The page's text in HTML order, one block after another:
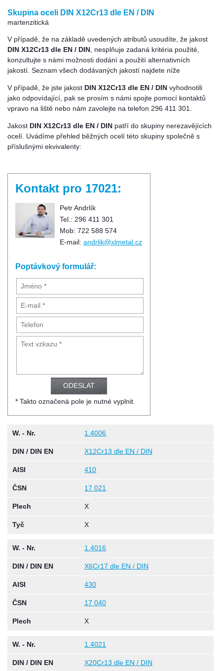
Skupina oceli DIN X12Cr13 dle EN / DIN
martenzitická
V případě, že na základě uvedených atributů usoudíte, že jakost
DIN X12Cr13 dle EN / DIN , nesplňuje zadaná kritéria použité,
konzultujte s námi možnosti dodání a použití alternativních
jakostí. Seznam všech dodávaných jakostí najdete níže
V případě, že jste jakost DIN X12Cr13 dle EN / DIN vyhodnotili
jako odpovídající, pak se prosím s námi spojte pomocí kontaktů
vpravo na liště nebo nám zavolejte na telefon 296 411 301.
Jakost DIN X12Cr13 dle EN / DIN patří do skupiny nerezavějících
ocelí. Uvádíme přehled běžných ocelí této skupiny společně s
příslušnými ekvivalenty:
Kontakt pro 17021:
Petr Andrlík
Tel.: 296 411 301
Mob: 722 588 574
E-mail: andrlik@xlmetal.cz
Poptávkový formulář:
* Takto označená pole je nutné vyplnit.
W. - Nr. 1.4006
DIN / DIN EN X12Cr13 dle EN / DIN
AISI 410
ČSN 17 021
Plech X
Tyč X
W. - Nr. 1.4016
DIN / DIN EN X6Cr17 dle EN / DIN
AISI 430
ČSN 17 040
Plech X
W. - Nr. 1.4021
DIN / DIN EN X20Cr13 dle EN / DIN